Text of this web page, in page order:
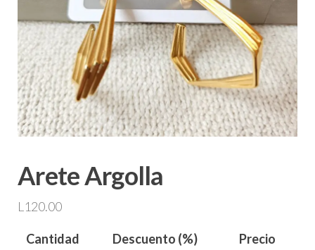
Arete Argolla
L 120.00
Cantidad Descuento (%) Precio